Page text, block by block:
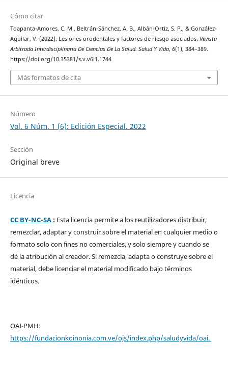
Cómo citar
Toapanta-Amores, C. M., Beltrán-Sánchez, A. B., Albán-Ortiz, S. P., & González-
Aguilar, V. (2022). Lesiones orodentales y factores de riesgo asociados. Revista
Arbitrada Interdisciplinaria De Ciencias De La Salud. Salud Y Vida, 6(1), 384–389.
https://doi.org/10.35381/s.v.v6i1.1744
Más formatos de cita
Número
Vol. 6 Núm. 1 (6): Edición Especial. 2022
Sección
Original breve
Licencia
CC BY-NC-SA: Esta licencia permite a los reutilizadores distribuir,
remezclar, adaptar y construir sobre el material en cualquier medio o
formato solo con fines no comerciales, y solo siempre y cuando se
dé la atribución al creador. Si remezcla, adapta o construye sobre el
material, debe licenciar el material modificado bajo términos
idénticos.
OAI-PMH:
https://fundacionkoinonia.com.ve/ojs/index.php/saludyvida/oai.